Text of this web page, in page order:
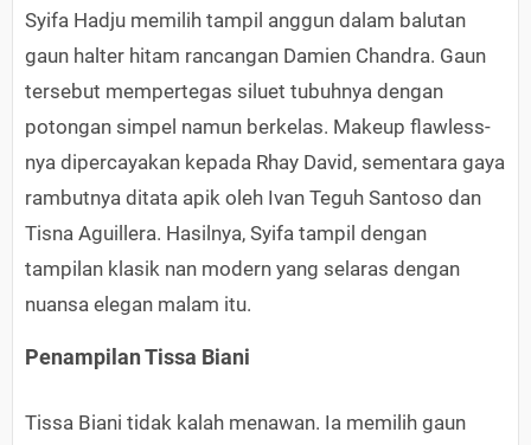
Syifa Hadju memilih tampil anggun dalam balutan
gaun halter hitam rancangan Damien Chandra. Gaun
tersebut mempertegas siluet tubuhnya dengan
potongan simpel namun berkelas. Makeup flawless-
nya dipercayakan kepada Rhay David, sementara gaya
rambutnya ditata apik oleh Ivan Teguh Santoso dan
Tisna Aguillera. Hasilnya, Syifa tampil dengan
tampilan klasik nan modern yang selaras dengan
nuansa elegan malam itu.
Penampilan Tissa Biani
Tissa Biani tidak kalah menawan. Ia memilih gaun